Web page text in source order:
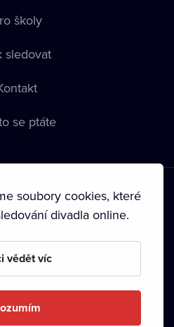
školy
sledovat
se ptáte
soukromí • Zásady používání
práva•
soubory cookies, které
divadla online.
vědět víc